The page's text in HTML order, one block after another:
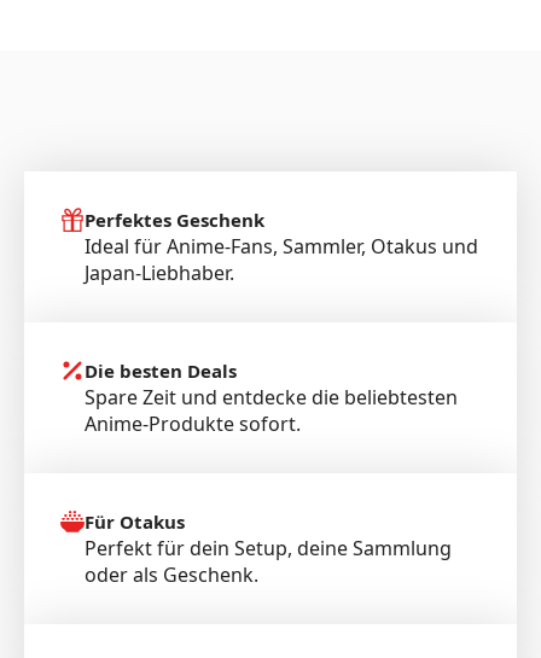
Perfektes Geschenk
Ideal für Anime-Fans, Sammler, Otakus und
Japan-Liebhaber.
Die besten Deals
Spare Zeit und entdecke die beliebtesten
Anime-Produkte sofort.
Für Otakus
Perfekt für dein Setup, deine Sammlung
oder als Geschenk.